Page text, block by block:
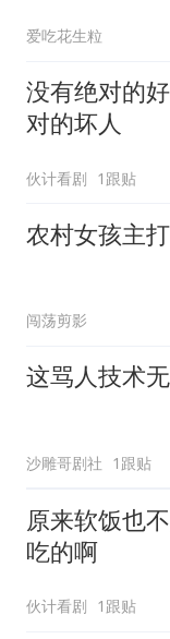
爱吃花生粒
没有绝对的
对的坏人
伙计看剧 1跟贴
农村女孩主
闯荡剪影
这骂人技术
沙雕哥剧社 1跟贴
原来软饭也
吃的啊
伙计看剧 1跟贴